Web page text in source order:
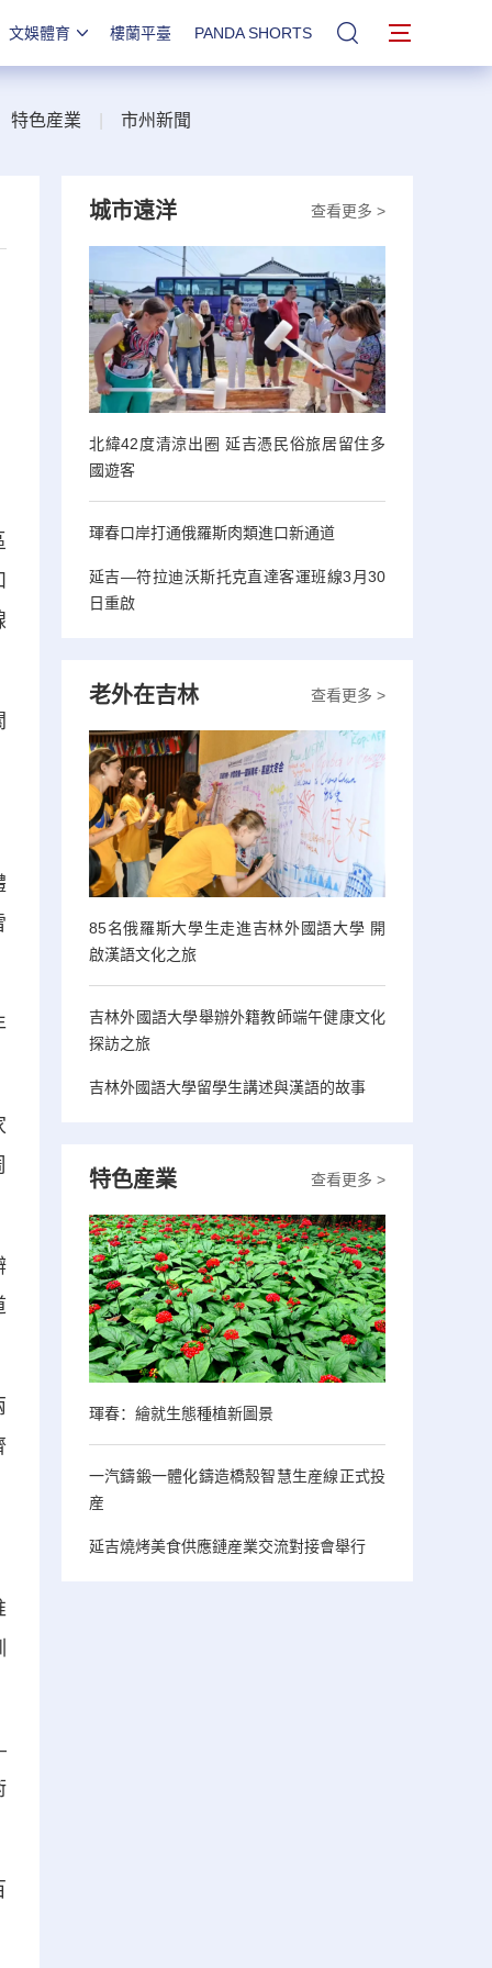
文娛體育 樓蘭平臺 PANDA SHORTS 站內搜索
特色産業 市州新聞
查看更多 >
城市遠洋
北緯42度清涼出圈 延吉憑民俗旅居留住多
國遊客
琿春口岸打通俄羅斯肉類進口新通道
延吉—符拉迪沃斯托克直達客運班線3月30
日重啟
查看更多 >
老外在吉林
85名俄羅斯大學生走進吉林外國語大學 開
啟漢語文化之旅
吉林外國語大學舉辦外籍教師端午健康文化
探訪之旅
吉林外國語大學留學生講述與漢語的故事
查看更多 >
特色産業
琿春：繪就生態種植新圖景
一汽鑄鍛一體化鑄造橋殼智慧生産線正式投
産
延吉燒烤美食供應鏈産業交流對接會舉行